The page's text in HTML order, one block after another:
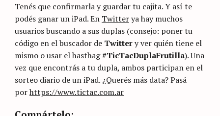
Tenés que confirmarla y guardar tu cajita. Y así te
podés ganar un iPad.En Twitterya hay muchos
usuarios buscando a sus duplas (consejo: poner tu
código en el buscador de Twittery ver quién tiene el
mismo o usar el hasthag#TicTacDuplaFrutilla). Una
vez que encontrás a tu dupla, ambos participan en el
sorteo diario de un iPad. ¿Querés más data? Pasá
porhttps://www.tictac.com.ar
CategoriesSin